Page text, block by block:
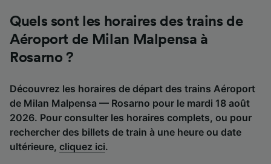
Quels sont les horaires des trains de
Aéroport de Milan Malpensa à
Rosarno ?
Découvrez les horaires de départ des trains Aéroport
de Milan Malpensa — Rosarno pour le mardi 18 août
2026. Pour consulter les horaires complets, ou pour
rechercher des billets de train à une heure ou date
ultérieure, cliquez ici.